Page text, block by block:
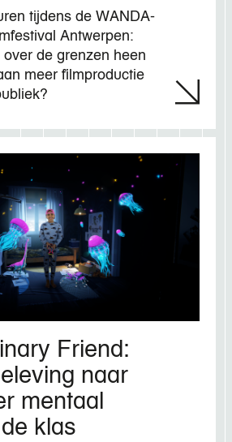
tijdens de WANDA-
Antwerpen:
de grenzen heen
meer filmproductie
Friend:
naar
mentaal
klas